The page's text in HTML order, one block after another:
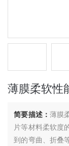
薄膜柔软性
简要描述： 薄膜
片等材料柔软度
到的弯曲、折叠